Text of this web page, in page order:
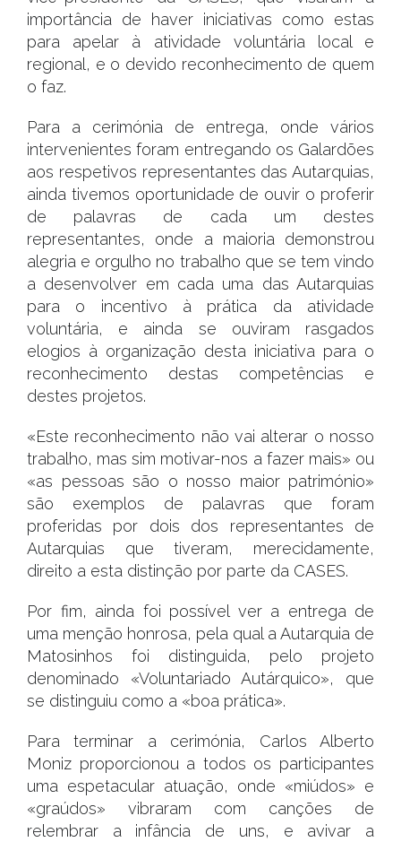
importância de haver iniciativas como estas
para apelar à atividade voluntária local e
regional, e o devido reconhecimento de quem
o faz.
Para a cerimónia de entrega, onde vários
intervenientes foram entregando os Galardões
aos respetivos representantes das Autarquias,
ainda tivemos oportunidade de ouvir o proferir
de palavras de cada um destes
representantes, onde a maioria demonstrou
alegria e orgulho no trabalho que se tem vindo
a desenvolver em cada uma das Autarquias
para o incentivo à prática da atividade
voluntária, e ainda se ouviram rasgados
elogios à organização desta iniciativa para o
reconhecimento destas competências e
destes projetos.
«Este reconhecimento não vai alterar o nosso
trabalho, mas sim motivar-nos a fazer mais» ou
«as pessoas são o nosso maior património»
são exemplos de palavras que foram
proferidas por dois dos representantes de
Autarquias que tiveram, merecidamente,
direito a esta distinção por parte da CASES.
Por fim, ainda foi possível ver a entrega de
uma menção honrosa, pela qual a Autarquia de
Matosinhos foi distinguida, pelo projeto
denominado «Voluntariado Autárquico», que
se distinguiu como a «boa prática».
Para terminar a cerimónia, Carlos Alberto
Moniz proporcionou a todos os participantes
uma espetacular atuação, onde «miúdos» e
«graúdos» vibraram com canções de
relembrar a infância de uns, e avivar a